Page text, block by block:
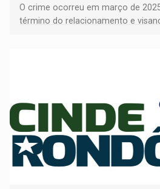
O crime ocorreu em março de
término do relacionamento e